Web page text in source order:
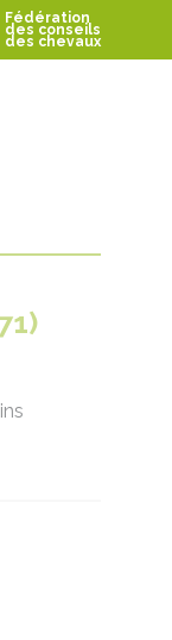
Fédération
des conseils
des chevaux